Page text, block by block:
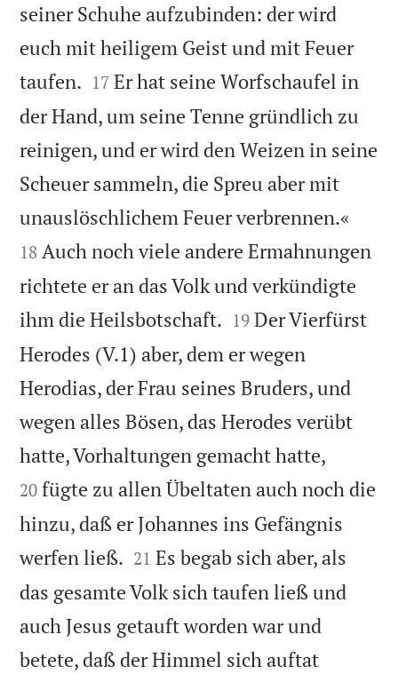
seiner Schuhe aufzubinden: der wird
euch mit heiligem Geist und mit Feuer
taufen. 

17 Er hat seine Worfschaufel in
der Hand, um seine Tenne gründlich zu
reinigen, und er wird den Weizen in seine
Scheuer sammeln, die Spreu aber mit
unauslöschlichem Feuer verbrennen.«
18 Auch noch viele andere Ermahnungen
richtete er an das Volk und verkündigte
ihm die Heilsbotschaft. 

19 Der Vierfürst
Herodes (V.1) aber, dem er wegen
Herodias, der Frau seines Bruders, und
wegen alles Bösen, das Herodes verübt
hatte, Vorhaltungen gemacht hatte,
20 fügte zu allen Übeltaten auch noch die
hinzu, daß er Johannes ins Gefängnis
werfen ließ. 

21 Es begab sich aber, als
das gesamte Volk sich taufen ließ und
auch Jesus getauft worden war und
betete, daß der Himmel sich auftat